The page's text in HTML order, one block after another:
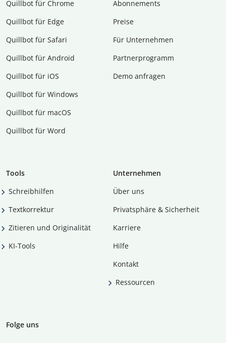
Quillbot für Chrome
Quillbot für Edge
Quillbot für Safari
Quillbot für Android
Quillbot für iOS
Quillbot für Windows
Quillbot für macOS
Quillbot für Word
Abon­ne­ments
Preise
Für Unternehmen
Partnerprogramm
Demo anfragen
Tools
Schreibhilfen
Textkorrektur
Zitieren und Originalität
KI-Tools
Unternehmen
Über uns
Privatsphäre & Sicherheit
Karriere
Hilfe
Kontakt
Ressourcen
Folge uns